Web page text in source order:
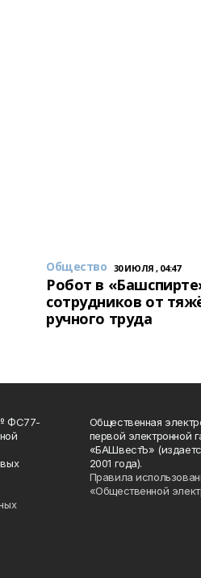
Общество 30 ИЮЛЯ , 04:47
Робот в
сотрудников от
ручного труда
ФС77-
Общественная
первой электронной
«БАШвестЪ»
2001 года).
Правила
«Общественной